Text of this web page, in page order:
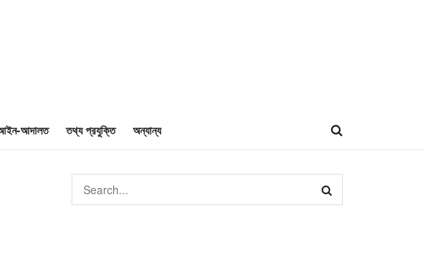
আদালত তথ্য প্রযুক্তি অন্যান্য